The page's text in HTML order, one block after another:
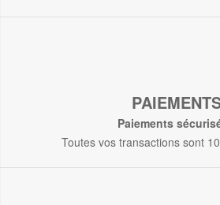
Paiements
Toutes vos transactions sont